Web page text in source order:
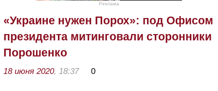
Реклама
«Украине нужен Порох»: под Офисом
президента митинговали сторонники
Порошенко
18 июня 2020, 18:37 0